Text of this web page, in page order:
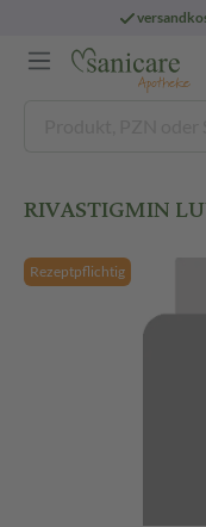
RIVASTIGMIN
Rezeptpflichtig